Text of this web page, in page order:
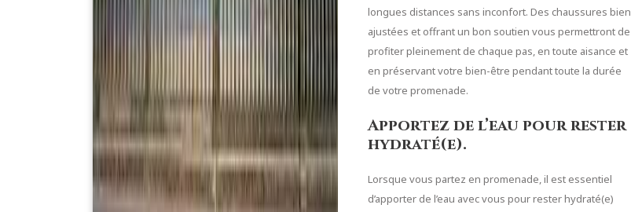
longues distances sans inconfort. Des chaussures bien
ajustées et offrant un bon soutien vous permettront de
profiter pleinement de chaque pas, en toute aisance et
en préservant votre bien-être pendant toute la durée
de votre promenade.
Apportez de l’eau pour rester
hydraté(e).
Lorsque vous partez en promenade, il est essentiel
d’apporter de l’eau avec vous pour rester hydraté(e)